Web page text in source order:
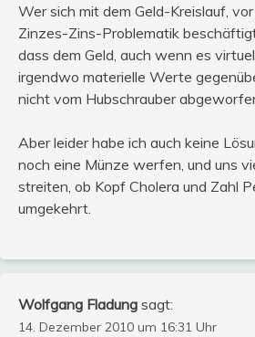
Wer sich mit dem Geld-Kreislauf,
Zinzes-Zins-Problematik
dass dem Geld, auch wenn es
irgendwo materielle Werte
nicht vom Hubschrauber
Aber leider habe ich auch keine
noch eine Münze werfen, und uns
streiten, ob Kopf Cholera und Zahl
umgekehrt.
Wolfgang Fladung sagt:
14. Dezember 2010 um 16:31 Uhr